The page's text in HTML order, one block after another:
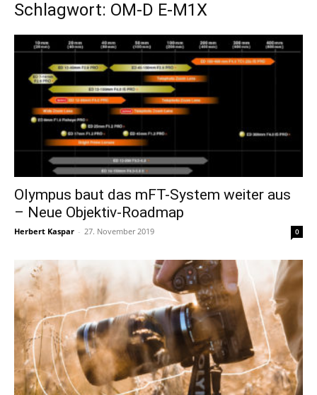
Schlagwort: OM-D E-M1X
Olympus baut das mFT-System weiter aus
– Neue Objektiv-Roadmap
Herbert Kaspar - 27. November 2019 0